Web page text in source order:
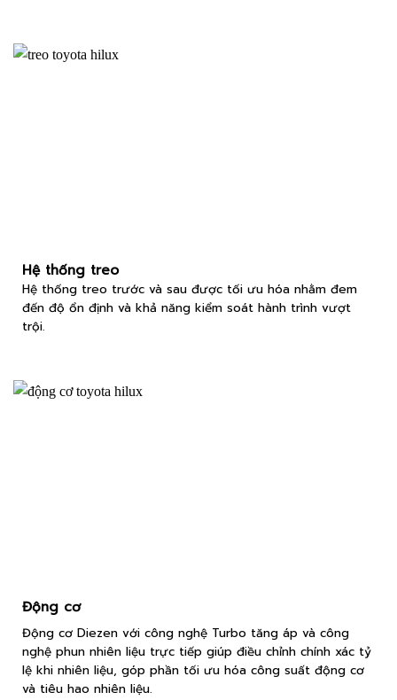
Hệ thống treo
Hệ thống treo trước và sau được tối ưu hóa nhằm đem
đến độ ổn định và khả năng kiểm soát hành trình vượt
trội.
Động cơ
Động cơ Diezen với công nghệ Turbo tăng áp và công
nghệ phun nhiên liệu trực tiếp giúp điều chỉnh chính xác tỷ
lệ khi nhiên liệu, góp phần tối ưu hóa công suất động cơ
và tiêu hao nhiên liệu.